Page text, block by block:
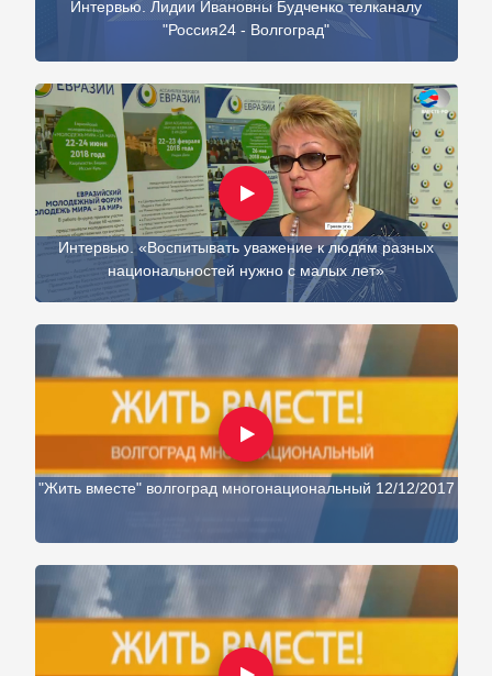
Интервью. Лидии Ивановны Будченко телканалу
"Россия24 - Волгоград"
Интервью. «Воспитывать уважение к людям разных
национальностей нужно с малых лет»
"Жить вместе" волгоград многонациональный 12/12/2017